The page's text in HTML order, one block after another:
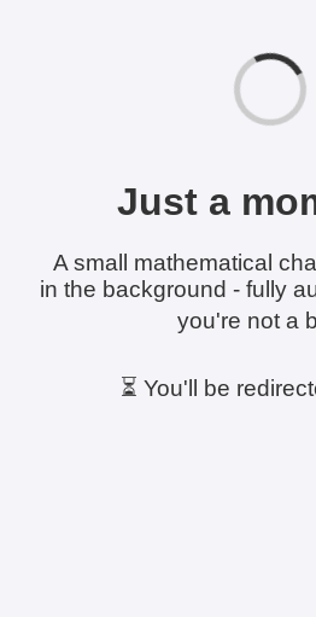
Just a
A small mathematical
in the background - fully
you're not a
⏳ You'll be